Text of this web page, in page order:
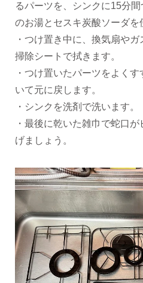
るパーツを、シンクに15分
のお湯とセスキ炭酸ソーダを
・つけ置き中に、換気扇や
掃除シートで拭きます。
・つけ置いたパーツをよく
いて元に戻します。
・シンクを洗剤で洗います。
・最後に乾いた雑巾で蛇口
げましょう。